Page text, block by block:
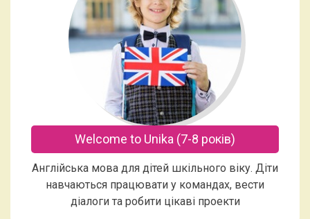
Welcome to Unika (7-8 років)
Англійська мова для дітей шкільного віку. Діти
навчаються працювати у командах, вести
діалоги та робити цікаві проекти